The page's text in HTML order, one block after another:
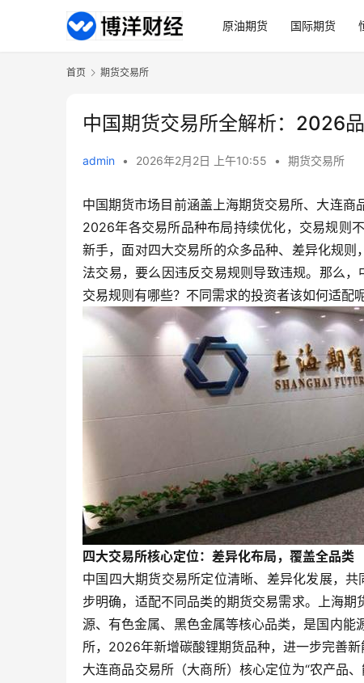
原油期货 国际期货
首页 期货交易所
中国期货交易所全解析：2026
admin • 2026年2月2日 上午10:55 • 期货交易所
中国期货市场目前涵盖上海期货交易所、大连商
2026年各交易所品种布局持续优化，交易规则
新手，面对四大交易所的众多品种、差异化规
法交易，要么因违反交易规则导致违规。那么
交易规则有哪些？不同需求的投资者该如何适配呢
四大交易所核心定位：差异化布局，覆盖全品类
中国四大期货交易所定位清晰、差异化发展，
步明确，适配不同品类的期货交易需求。上海
源、有色金属、黑色金属等核心品类，是国内
所，2026年新增碳酸锂期货品种，进一步完善新
大连商品交易所（大商所）核心定位为“农产品